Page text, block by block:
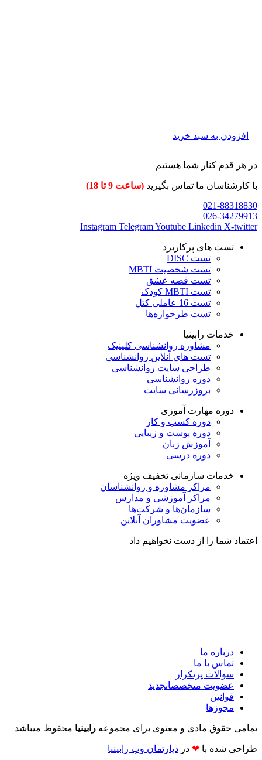
افزودن به سبد خرید
در هر قدم کنار شما هستیم
با کارشناسان ما تماس بگیرید (ساعت 9 تا 18)
021-88318830
026-34279913
Instagram TelegramYoutube Linkedin X-twitter
تست های پرکاربرد
تست DISC
تست شخصیت MBTI
تست قصه عشق
تست MBTI کودک
تست 16 عاملی کتل
تست طرحواره‌ها
خدمات رابینیا
مشاوره روانشناسی کلینیک
تست های آنلاین روانشناسی
طراحی سایت روانشناسی
دوره روانشناسی
بروزرسانی سایت
دوره مهارت آموزی
دوره کسب و کار
دوره پوست و زیبایی
آموزش زبان
دوره درسی
خدمات سازمانی تخفیف ویژه
مراکز مشاوره و روانشناسان
مراکز آموزشی و مدارس
سازمان‌ها و شرکت‌ها
عضویت مشاوران آنلاین
اعتماد شما را از دست نخواهیم داد
درباره ما
تماس با ما
سوالات پرتکرار
عضویت متخصصانجدید
قوانین
مجوزها
تمامی حقوق مادی و معنوی برای مجموعه رابینیا محفوظ میباشد
طراحی شده با ❤ در دپارتمان وب رابینیا​​